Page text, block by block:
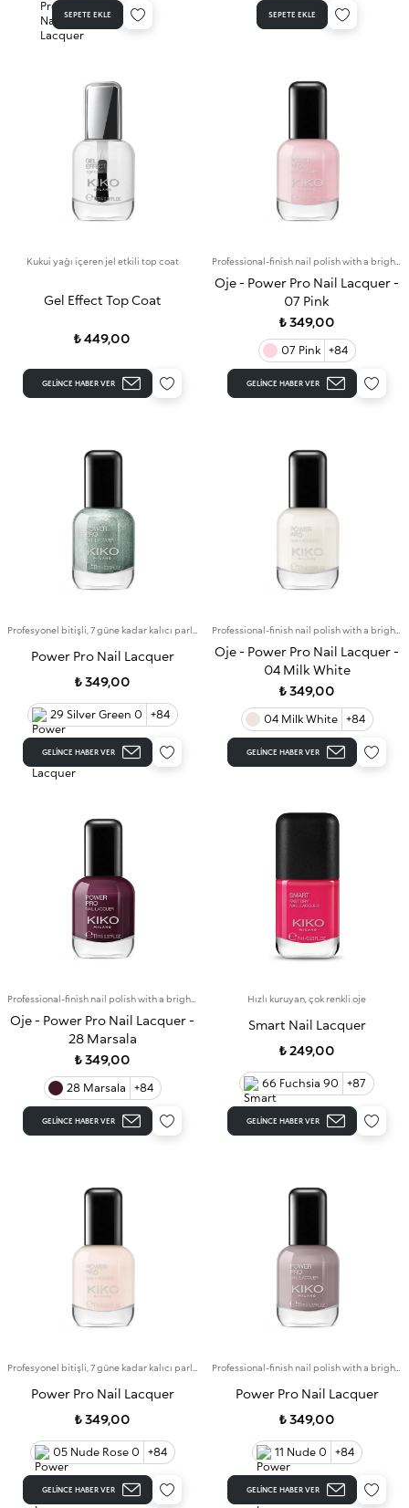
SEPETE EKLE SEPETE EKLE
Kukui yağı içeren jel etkili top coat
Gel Effect Top Coat
₺ 449,00
GELINCE HABER VER
Oje - Power Pro Nail Lacquer -
07 Pink
₺ 349,00
07 Pink +84
GELINCE HABER VER
Power Pro Nail Lacquer
₺ 349,00
29 Silver Green 0 +84
GELINCE HABER VER
Oje - Power Pro Nail Lacquer -
04 Milk White
₺ 349,00
04 Milk White +84
GELINCE HABER VER
Oje - Power Pro Nail Lacquer -
28 Marsala
₺ 349,00
28 Marsala +84
GELINCE HABER VER
Hızlı kuruyan, çok renkli oje
Smart Nail Lacquer
₺ 249,00
66 Fuchsia 90 +87
GELINCE HABER VER
Power Pro Nail Lacquer
₺ 349,00
05 Nude Rose 0 +84
GELINCE HABER VER
Power Pro Nail Lacquer
₺ 349,00
11 Nude 0 +84
GELINCE HABER VER